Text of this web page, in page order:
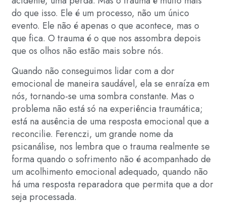
do que isso. Ele é um processo, não um único
evento. Ele não é apenas o que acontece, mas o
que fica. O trauma é o que nos assombra depois
que os olhos não estão mais sobre nós.
Quando não conseguimos lidar com a dor
emocional de maneira saudável, ela se enraíza em
nós, tornando-se uma sombra constante. Mas o
problema não está só na experiência traumática;
está na ausência de uma resposta emocional que a
reconcilie. Ferenczi, um grande nome da
psicanálise, nos lembra que o trauma realmente se
forma quando o sofrimento não é acompanhado de
um acolhimento emocional adequado, quando não
há uma resposta reparadora que permita que a dor
seja processada.